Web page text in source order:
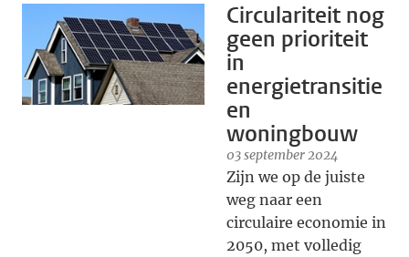
Circulariteit nog
geen prioriteit
in
energietransitie
en
woningbouw
03 september 2024
Zijn we op de juiste
weg naar een
circulaire economie in
2050, met volledig